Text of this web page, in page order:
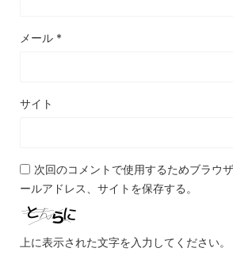
メール *
サイト
次回のコメントで使用するためブラウ
ールアドレス、サイトを保存する。
上に表示された文字を入力してください。